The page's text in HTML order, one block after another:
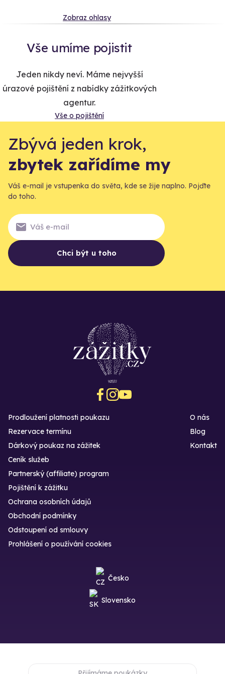
Zobraz ohlasy
Vše umíme pojistit
Jeden nikdy neví. Máme nejvyšší
úrazové pojištění z nabídky zážitkových
agentur.
Vše o pojištění
Zbývá jeden krok,
zbytek zařídíme my
Váš e-mail je vstupenka do světa, kde se žije naplno. Pojďte
do toho.
Chci být u toho
Prodloužení platnosti poukazu
Rezervace termínu
Dárkový poukaz na zážitek
O nás
Blog
Kontakt
Ceník služeb
Partnerský (affiliate) program
Pojištění k zážitku
Ochrana osobních údajů
Obchodní podmínky
Odstoupení od smlouvy
Prohlášení o používání cookies
Česko
Slovensko